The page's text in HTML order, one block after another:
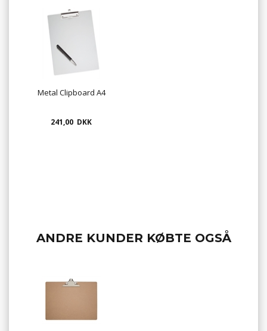
Metal Clipboard A4
241,00 DKK
ANDRE KUNDER KØBTE OGSÅ